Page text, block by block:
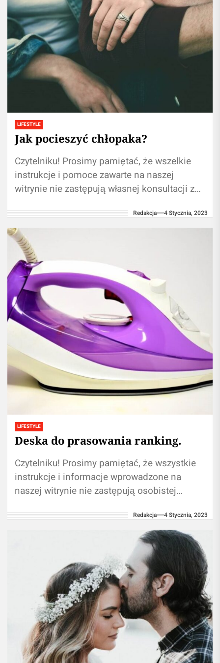
LIFESTYLE
Jak pocieszyć chłopaka?
Czytelniku! Prosimy pamiętać, że wszelkie
instrukcje i pomoce zawarte na naszej
witrynie nie zastępują własnej konsultacji ze
zawartych na naszym blogu w...Redakcja 4 Stycznia, 2023
LIFESTYLE
Deska do prasowania ranking.
Czytelniku! Prosimy pamiętać, że wszystkie
instrukcje i informacje wprowadzone na
naszej witrynie nie zastępują osobistej
Branie przykładu z informacji umieszczonych
Redakcja 4 Stycznia, 2023